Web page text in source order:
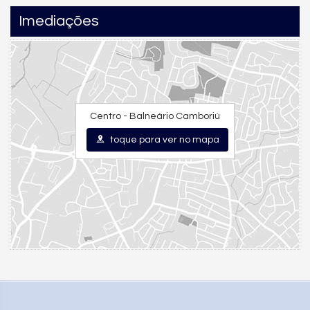
34 mil m² de área construída
Projeto arquitetônico sofisticado que valoriza toda a rua
Um empreendimento que já nasce como referência no skyline
de Balneário Camboriú.
🏊‍♂️Lazer Premium com Mais de 2.400 m²
Todas as áreas são entregues mobiliadas, equipadas e
climatizadas:
Terraço com piscina
Bar da piscina
2 quiosques gourmet
Imediações
Centro - Balneário Camboriú
toque para ver no mapa